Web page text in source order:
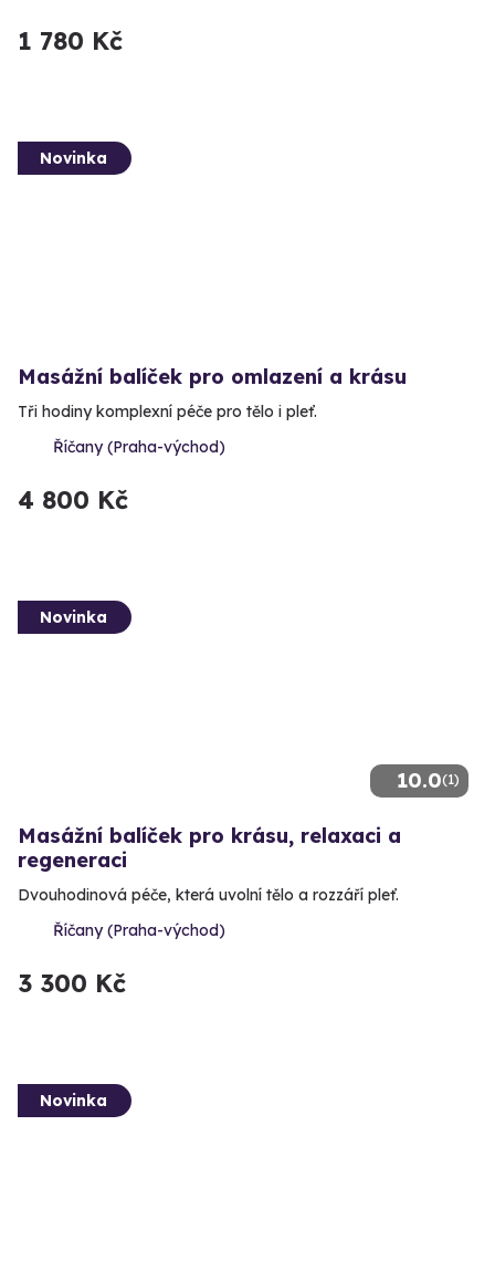
1 780 Kč
Novinka
Masážní balíček pro omlazení a krásu
Tři hodiny komplexní péče pro tělo i pleť.
Říčany (Praha-východ)
4 800 Kč
10.0(1)
Novinka
Masážní balíček pro krásu, relaxaci a
regeneraci
Dvouhodinová péče, která uvolní tělo a rozzáří pleť.
Říčany (Praha-východ)
3 300 Kč
Novinka